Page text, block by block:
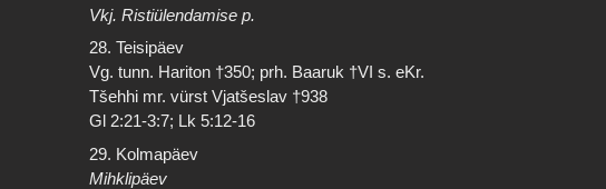
Vkj. Ristiülendamise p.
28. Teisipäev
Vg. tunn. Hariton †350; prh. Baaruk †VI s. eKr.
Tšehhi mr. vürst Vjatšeslav †938
Gl 2:21-3:7; Lk 5:12-16
29. Kolmapäev
Mihklipäev